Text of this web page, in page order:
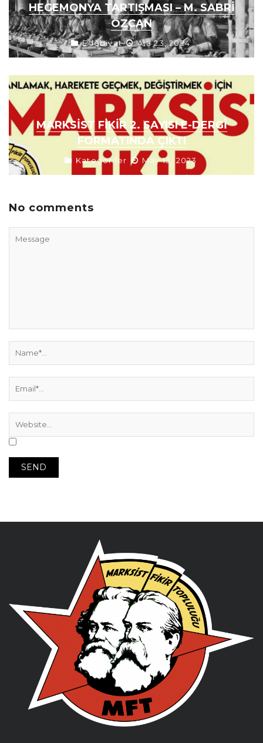
HEGEMONYA TARTIŞMASI – M. SABRI
ÖZCAN
Edebiyat Ara 23, 2024
MARKSIST FIKIR 2. SAYISI E-DERGI
FORMATINDA ÇIKTI
Kategoriler May 13, 2023
No comments